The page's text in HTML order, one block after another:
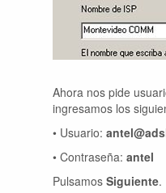
Ahora nos pide
ingresamos los
• Usuario:
• Contraseña: antel
Pulsamos Siguiente.